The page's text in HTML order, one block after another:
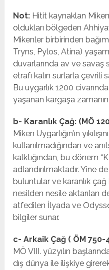
Not: Hitit kaynaklan
oldukları bölgeden
Mikenler birbirinden
Tryns, Pylos, Atina)
duvarlarında av ve savaş
etrafı kalın surlarla çevrili
Bu uygarlık 1200
yaşanan kargaşa
b- Karanlık Çağ: (MÖ
Miken Uygarlığın’ın
kullanılmadığından ve
kalktığından, bu dönem
adlandırılmaktadır. Yine
buluntular ve karanlık
nesilden nesile aktarılan
atfedilen İlyada ve
bilgiler sunar.
c- Arkaik Çağ ( ÖM 750-
MÖ VIII. yüzyılın
dış dünya ile ilişkiye